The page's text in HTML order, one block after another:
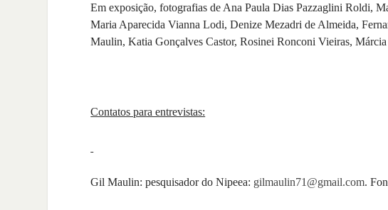
Em exposição, fotografias de Ana Paula Dias Pazzaglini Roldi,
Maria Aparecida Vianna Lodi, Denize Mezadri de Almeida,
Maulin, Katia Gonçalves Castor, Rosinei Ronconi Vieiras,
Contatos para entrevistas:
Gil Maulin: pesquisador do Nipeea: gilmaulin71@gmail.com.